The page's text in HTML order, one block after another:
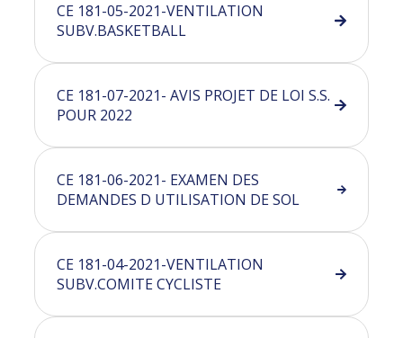
CE 181-05-2021-VENTILATION
SUBV.BASKETBALL
CE 181-07-2021- AVIS PROJET DE LOI S.S.
POUR 2022
CE 181-06-2021- EXAMEN DES
DEMANDES D UTILISATION DE SOL
CE 181-04-2021-VENTILATION
SUBV.COMITE CYCLISTE